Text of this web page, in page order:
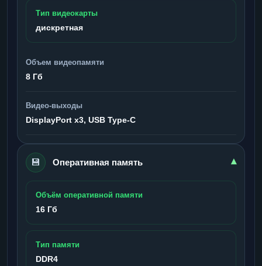
Тип видеокарты
дискретная
Объем видеопамяти
8 Гб
Видео-выходы
DisplayPort x3, USB Type-C
💾 Оперативная память ▾
Объём оперативной памяти
16 Гб
Тип памяти
DDR4